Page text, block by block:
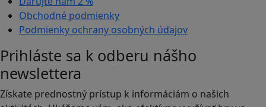
Obchodné podmienky
Podmienky ochrany osobných údajov
Prihláste sa k odberu nášho
newslettera
Získate prednostný prístup k informáciám o našich